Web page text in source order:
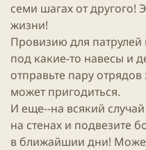
семи шагах от другого!
жизни!
Провизию для патрулей
под какие-то навесы и
отправьте пару
может пригодиться.
И еще--на всякий
на стенах и подвезите
в ближайшии дни!